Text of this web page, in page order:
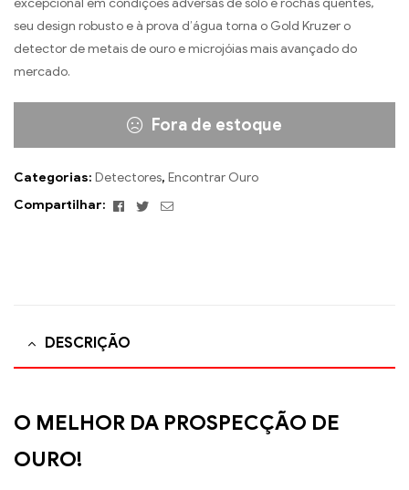
excepcional em condições adversas de solo e rochas quentes,
seu design robusto e à prova d’água torna o Gold Kruzer o
detector de metais de ouro e microjóias mais avançado do
mercado.
Fora de estoque
Categorias: Detectores, Encontrar Ouro
Compartilhar:
Facebook
Twitter
E-
DESCRIÇÃO
O MELHOR DA PROSPECÇÃO DE
OURO!